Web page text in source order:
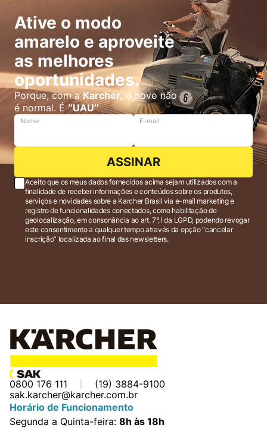
Ative o modo
amarelo e aproveite
as melhores
oportunidades.
Porque, com aKarcher, o novo não
é normal. É‘’UAU’’
Nome E-mail
ASSINAR
Aceito que os meus dados fornecidos acima sejam utilizados com a
finalidade de receber informações e conteúdos sobre os produtos,
serviços e novidades sobre a Karcher Brasil via e-mail marketing e
registro de funcionalidades conectados, como habilitação de
geolocalização, em consonância ao art. 7°, I da LGPD, podendo revogar
este consentimento a qualquer tempo através da opção “cancelar
inscrição” localizada ao final das newsletters.
0800 176 111
(19) 3884-9100
sak.karcher@karcher.com.br
Horário de Funcionamento
Segunda a Quinta-feira: 8h às 18h